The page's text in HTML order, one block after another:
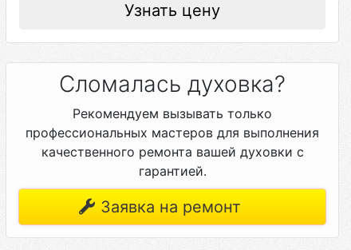
Узнать цену
Сломалась духовка?
Рекомендуем вызывать только
профессиональных мастеров для выполнения
качественного ремонта вашей духовки с
гарантией.
Заявка на ремонт